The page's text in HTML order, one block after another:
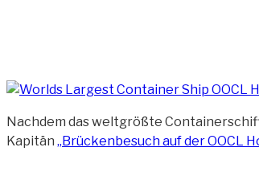
Nachdem das weltgrößte
Kapitän „Brückenbesuch auf der OOCL